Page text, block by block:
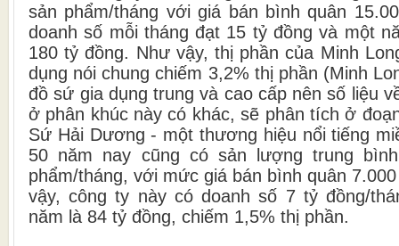
sản phẩm/tháng với giá bán bình quân
doanh số mỗi tháng đạt 15 tỷ đồng và một
180 tỷ đồng. Như vậy, thị phần của Minh
dụng nói chung chiếm 3,2% thị phần (Minh
đồ sứ gia dụng trung và cao cấp nên số liệu
ở phân khúc này có khác, sẽ phân tích ở
Sứ Hải Dương - một thương hiệu nổi tiếng
50 năm nay cũng có sản lượng trung
phẩm/tháng, với mức giá bán bình quân
vậy, công ty này có doanh số 7 tỷ đồng/
năm là 84 tỷ đồng, chiếm 1,5% thị phần.